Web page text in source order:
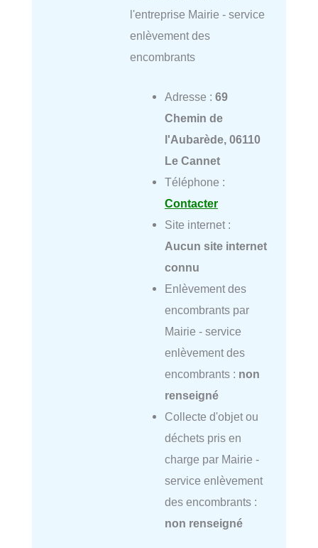
l'entreprise Mairie - service
enlèvement des
encombrants
Adresse : 69
Chemin de
l'Aubarède, 06110
Le Cannet
Téléphone :
Contacter
Site internet :
Aucun site internet
connu
Enlèvement des
encombrants par
Mairie - service
enlèvement des
encombrants : non
renseigné
Collecte d'objet ou
déchets pris en
charge par Mairie -
service enlèvement
des encombrants :
non renseigné